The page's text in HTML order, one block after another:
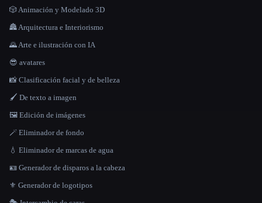
🎲 Animación y Modelado 3D
🏯 Arquitectura e Interiorismo
🌄 Arte e ilustración con IA
😎 avatares
📸 Clasificación facial y de belleza
🖌️ De texto a imagen
🖼️ Edición de imágenes
🪄 Eliminador de fondo
💧 Eliminador de marcas de agua
🪪 Generador de disparos a la cabeza
⚜️ Generador de logotipos